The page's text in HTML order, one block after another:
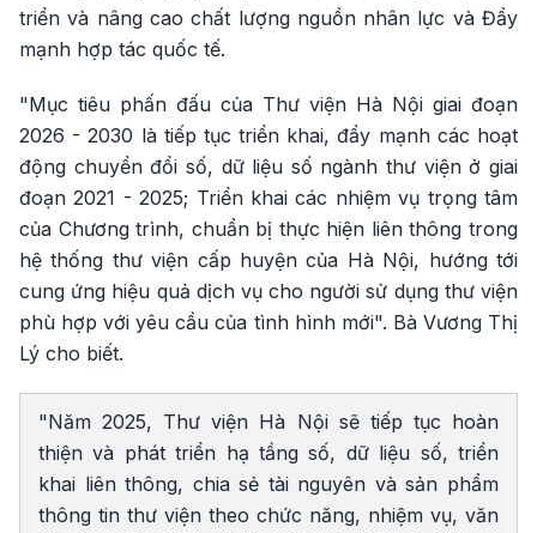
triển và nâng cao chất lượng nguồn nhân lực và Đẩy
mạnh hợp tác quốc tế.
"Mục tiêu phấn đấu của Thư viện Hà Nội giai đoạn
2026 - 2030 là tiếp tục triển khai, đẩy mạnh các hoạt
động chuyển đổi số, dữ liệu số ngành thư viện ở giai
đoạn 2021 - 2025; Triển khai các nhiệm vụ trọng tâm
của Chương trình, chuẩn bị thực hiện liên thông trong
hệ thống thư viện cấp huyện của Hà Nội, hướng tới
cung ứng hiệu quả dịch vụ cho người sử dụng thư viện
phù hợp với yêu cầu của tình hình mới". Bà Vương Thị
Lý cho biết.
"Năm 2025, Thư viện Hà Nội sẽ tiếp tục hoàn
thiện và phát triển hạ tầng số, dữ liệu số, triển
khai liên thông, chia sẻ tài nguyên và sản phẩm
thông tin thư viện theo chức năng, nhiệm vụ, văn